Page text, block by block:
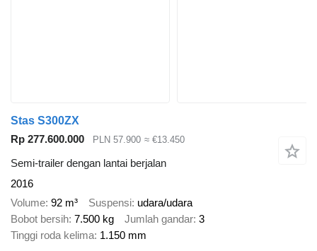
Stas S300ZX
Rp 277.600.000
PLN 57.900 ≈ €13.450
Semi-trailer dengan lantai berjalan
2016
Volume 92 m³ Suspensi udara/udara
Bobot bersih 7.500 kg Jumlah gandar 3
Tinggi roda kelima 1.150 mm